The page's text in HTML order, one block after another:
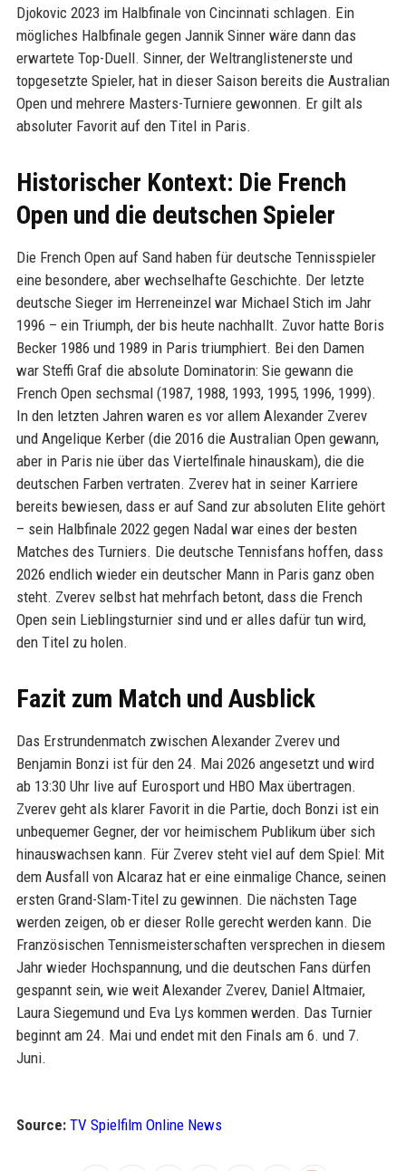
Djokovic 2023 im Halbfinale von Cincinnati schlagen. Ein
mögliches Halbfinale gegen Jannik Sinner wäre dann das
erwartete Top-Duell. Sinner, der Weltranglistenerste und
topgesetzte Spieler, hat in dieser Saison bereits die Australian
Open und mehrere Masters-Turniere gewonnen. Er gilt als
absoluter Favorit auf den Titel in Paris.
Historischer Kontext: Die French
Open und die deutschen Spieler
Die French Open auf Sand haben für deutsche Tennisspieler
eine besondere, aber wechselhafte Geschichte. Der letzte
deutsche Sieger im Herreneinzel war Michael Stich im Jahr
1996 – ein Triumph, der bis heute nachhallt. Zuvor hatte Boris
Becker 1986 und 1989 in Paris triumphiert. Bei den Damen
war Steffi Graf die absolute Dominatorin: Sie gewann die
French Open sechsmal (1987, 1988, 1993, 1995, 1996, 1999).
In den letzten Jahren waren es vor allem Alexander Zverev
und Angelique Kerber (die 2016 die Australian Open gewann,
aber in Paris nie über das Viertelfinale hinauskam), die die
deutschen Farben vertraten. Zverev hat in seiner Karriere
bereits bewiesen, dass er auf Sand zur absoluten Elite gehört
– sein Halbfinale 2022 gegen Nadal war eines der besten
Matches des Turniers. Die deutsche Tennisfans hoffen, dass
2026 endlich wieder ein deutscher Mann in Paris ganz oben
steht. Zverev selbst hat mehrfach betont, dass die French
Open sein Lieblingsturnier sind und er alles dafür tun wird,
den Titel zu holen.
Fazit zum Match und Ausblick
Das Erstrundenmatch zwischen Alexander Zverev und
Benjamin Bonzi ist für den 24. Mai 2026 angesetzt und wird
ab 13:30 Uhr live auf Eurosport und HBO Max übertragen.
Zverev geht als klarer Favorit in die Partie, doch Bonzi ist ein
unbequemer Gegner, der vor heimischem Publikum über sich
hinauswachsen kann. Für Zverev steht viel auf dem Spiel: Mit
dem Ausfall von Alcaraz hat er eine einmalige Chance, seinen
ersten Grand-Slam-Titel zu gewinnen. Die nächsten Tage
werden zeigen, ob er dieser Rolle gerecht werden kann. Die
Französischen Tennismeisterschaften versprechen in diesem
Jahr wieder Hochspannung, und die deutschen Fans dürfen
gespannt sein, wie weit Alexander Zverev, Daniel Altmaier,
Laura Siegemund und Eva Lys kommen werden. Das Turnier
beginnt am 24. Mai und endet mit den Finals am 6. und 7.
Juni.
Source: TV Spielfilm Online News